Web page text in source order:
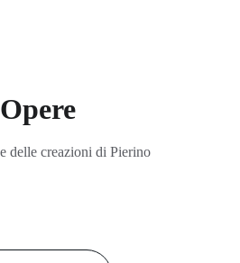
Opere
delle creazioni di Pierino